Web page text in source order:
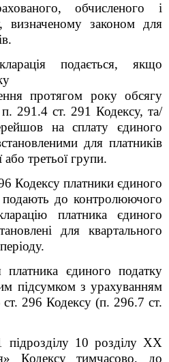
обчисленого і
визначеному законом для
подається, якщо
протягом року обсягу
291.4 ст. 291 Кодексу, та/
на сплату єдиного
для платників
третьої групи.
Кодексу платники єдиного
подають до контролюючого
платника єдиного
для квартального
платника єдиного податку
підсумком з урахуванням
296 Кодексу (п. 296.7 ст.
підрозділу 10 розділу ХХ
Кодексутимчасово, до